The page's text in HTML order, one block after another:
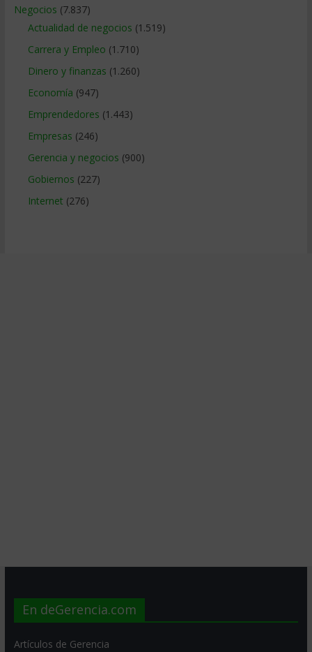
Negocios (7.837)
Actualidad de negocios (1.519)
Carrera y Empleo (1.710)
Dinero y finanzas (1.260)
Economía (947)
Emprendedores (1.443)
Empresas (246)
Gerencia y negocios (900)
Gobiernos (227)
Internet (276)
En deGerencia.com
Artículos de Gerencia